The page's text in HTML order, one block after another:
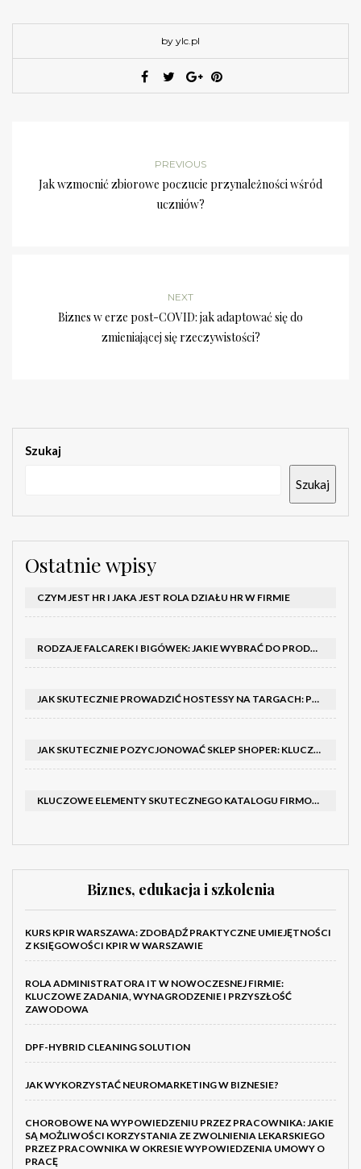
by ylc.pl
PREVIOUS
Jak wzmocnić zbiorowe poczucie przynależności wśród
uczniów?
NEXT
Biznes w erze post-COVID: jak adaptować się do
zmieniającej się rzeczywistości?
Szukaj
Szukaj
Ostatnie wpisy
CZYM JEST HR I JAKA JEST ROLA DZIAŁU HR W FIRMIE
RODZAJE FALCAREK I BIGÓWEK: JAKIE WYBRAĆ DO PRODUKCJI?
JAK SKUTECZNIE PROWADZIĆ HOSTESSY NA TARGACH: PORADNIK I SZKOLENIA
JAK SKUTECZNIE POZYCJONOWAĆ SKLEP SHOPER: KLUCZOWE KROKI I STRATEGIE
KLUCZOWE ELEMENTY SKUTECZNEGO KATALOGU FIRMOWEGO I BROSZURY
Biznes, edukacja i szkolenia
KURS KPIR WARSZAWA: ZDOBĄDŹ PRAKTYCZNE UMIEJĘTNOŚCI
Z KSIĘGOWOŚCI KPIR W WARSZAWIE
ROLA ADMINISTRATORA IT W NOWOCZESNEJ FIRMIE:
KLUCZOWE ZADANIA, WYNAGRODZENIE I PRZYSZŁOŚĆ
ZAWODOWA
DPF-HYBRID CLEANING SOLUTION
JAK WYKORZYSTAĆ NEUROMARKETING W BIZNESIE?
CHOROBOWE NA WYPOWIEDZENIU PRZEZ PRACOWNIKA: JAKIE
SĄ MOŻLIWOŚCI KORZYSTANIA ZE ZWOLNIENIA LEKARSKIEGO
PRZEZ PRACOWNIKA W OKRESIE WYPOWIEDZENIA UMOWY O
PRACĘ